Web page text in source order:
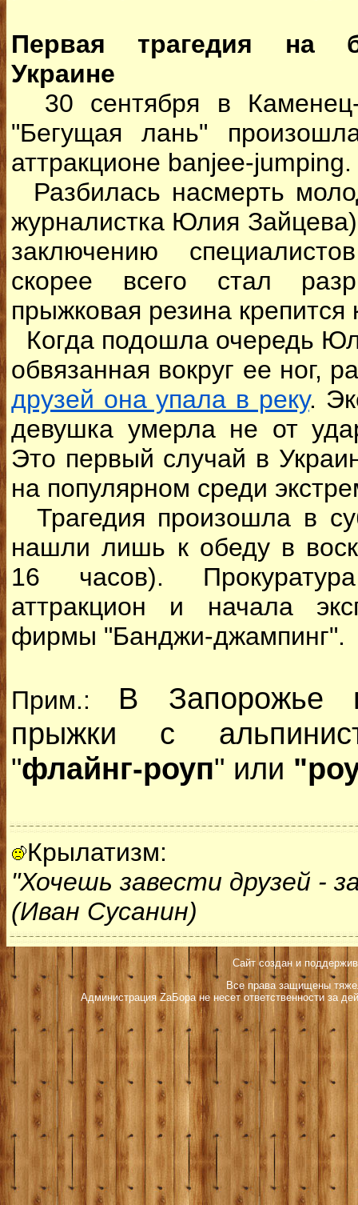
Первая трагедия на
Украине
30 сентября в
"Бегущая лань"
аттракционе banjee-jumping.
Разбилась насмерть
журналистка Юлия
заключению
скорее всего стал
прыжковая резина крепится
Когда подошла очередь
обвязанная вокруг ее ног,
друзей она упала в реку.
девушка умерла не от
Это первый случай в
на популярном среди
Трагедия произошла в
нашли лишь к обеду в
16 часов).
аттракцион и начала
фирмы "Банджи-джампинг".
Прим.: В Запорожье
прыжки с
"флайнг-роуп" или
Крылатизм:
"Хочешь завести друзей -
(Иван Сусанин)
Сайт создан и
Все права защищены
Администрация ZаБора не несет ответственности за